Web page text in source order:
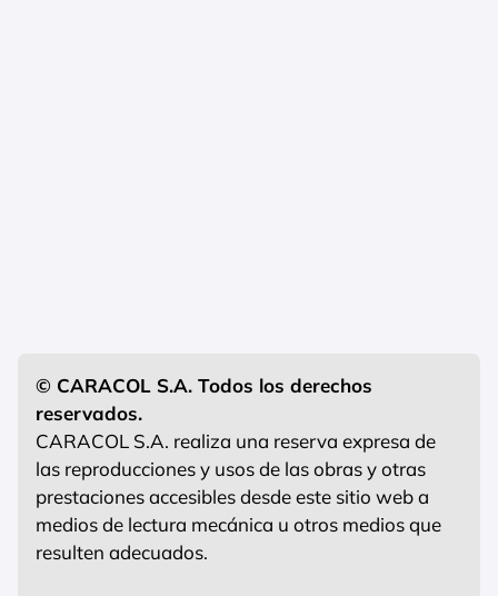
© CARACOL S.A. Todos los derechos
reservados.
CARACOL S.A. realiza una reserva expresa de
las reproducciones y usos de las obras y otras
prestaciones accesibles desde este sitio web a
medios de lectura mecánica u otros medios que
resulten adecuados.